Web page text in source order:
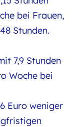
bei Frauen,
Stunden.
7,9 Stunden
Woche bei
Euro weniger